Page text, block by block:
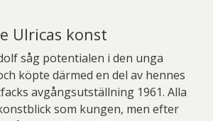
Ulricas konst
såg potentialen i den unga
köpte därmed en del av hennes
avgångsutställning 1961. Alla
som kungen, men efter